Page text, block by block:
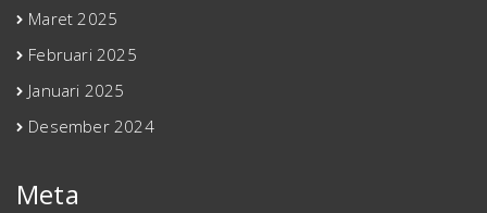
Maret 2025
Februari 2025
Januari 2025
Desember 2024
Meta